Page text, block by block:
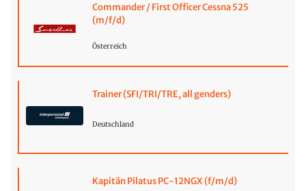
Commander / First Officer Cessna 525
(m/f/d)
Österreich
Trainer (SFI/TRI/TRE, all genders)
Deutschland
Kapitän Pilatus PC-12NGX (f/m/d)